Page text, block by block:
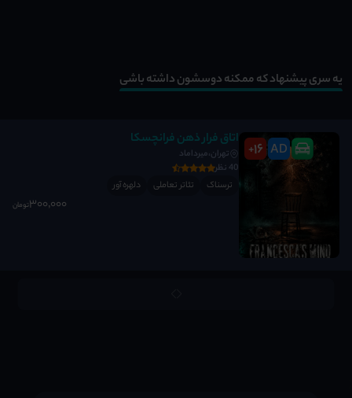
یه سری پیشنهاد که ممکنه دوسشون داشته باشی
AD
16
+
اتاق فرار ذهن فرانچسکا
تهران،میرداماد
40 نظر
ترسناک
تئاتر تعاملی دلهره آور
300٬000تومان